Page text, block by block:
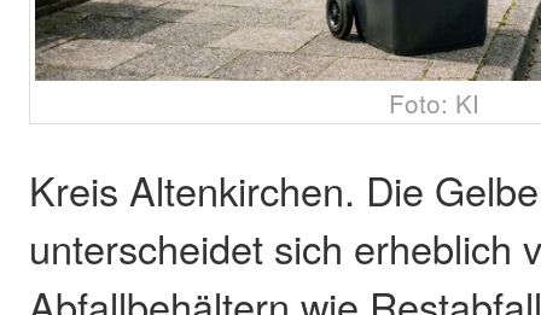
Foto: KI
Kreis Altenkirchen. Die
unterscheidet sich erheblich